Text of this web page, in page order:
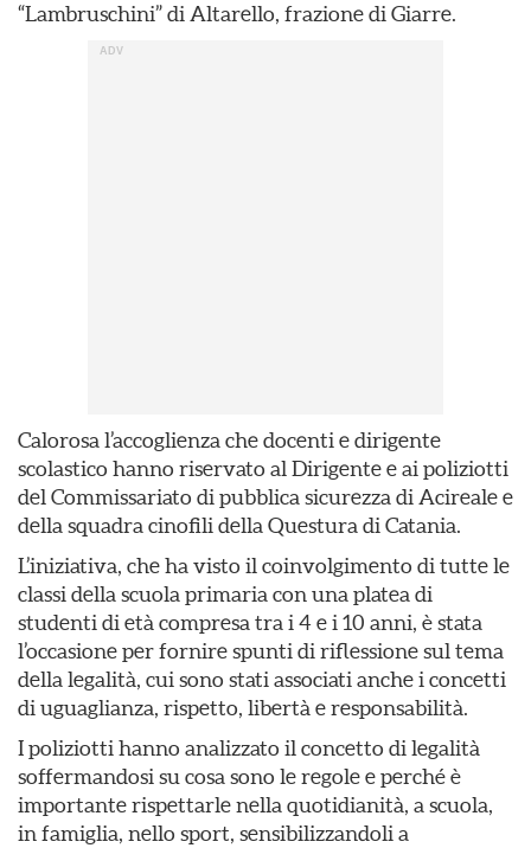
“Lambruschini” di Altarello, frazione di Giarre.
Calorosa l’accoglienza che docenti e dirigente
scolastico hanno riservato al Dirigente e ai poliziotti
del Commissariato di pubblica sicurezza di Acireale e
della squadra cinofili della Questura di Catania.
L’iniziativa, che ha visto il coinvolgimento di tutte le
classi della scuola primaria con una platea di
studenti di età compresa tra i 4 e i 10 anni, è stata
l’occasione per fornire spunti di riflessione sul tema
della legalità, cui sono stati associati anche i concetti
di uguaglianza, rispetto, libertà e responsabilità.
I poliziotti hanno analizzato il concetto di legalità
soffermandosi su cosa sono le regole e perché è
importante rispettarle nella quotidianità, a scuola,
in famiglia, nello sport, sensibilizzandoli a